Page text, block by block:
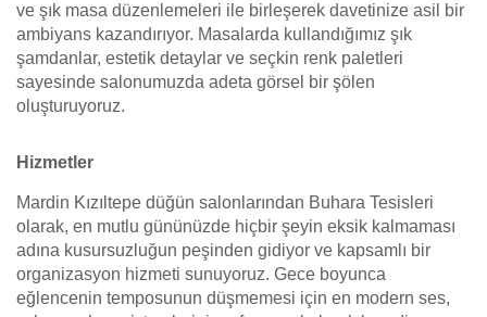
ve şık masa düzenlemeleri ile birleşerek davetinize asil bir
ambiyans kazandırıyor. Masalarda kullandığımız şık
şamdanlar, estetik detaylar ve seçkin renk paletleri
sayesinde salonumuzda adeta görsel bir şölen
oluşturuyoruz.
Hizmetler
Mardin Kızıltepe düğün salonlarından Buhara Tesisleri
olarak, en mutlu gününüzde hiçbir şeyin eksik kalmaması
adına kusursuzluğun peşinden gidiyor ve kapsamlı bir
organizasyon hizmeti sunuyoruz. Gece boyunca
eğlencenin temposunun düşmemesi için en modern ses,